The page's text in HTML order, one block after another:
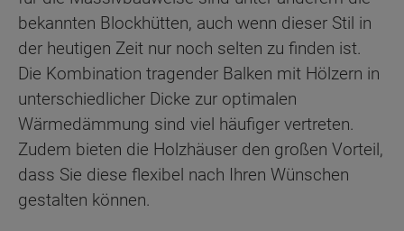
bekannten Blockhütten, auch wenn dieser Stil in
der heutigen Zeit nur noch selten zu finden ist.
Die Kombination tragender Balken mit Hölzern in
unterschiedlicher Dicke zur optimalen
Wärmedämmung sind viel häufiger vertreten.
Zudem bieten die Holzhäuser den großen Vorteil,
dass Sie diese flexibel nach Ihren Wünschen
gestalten können.